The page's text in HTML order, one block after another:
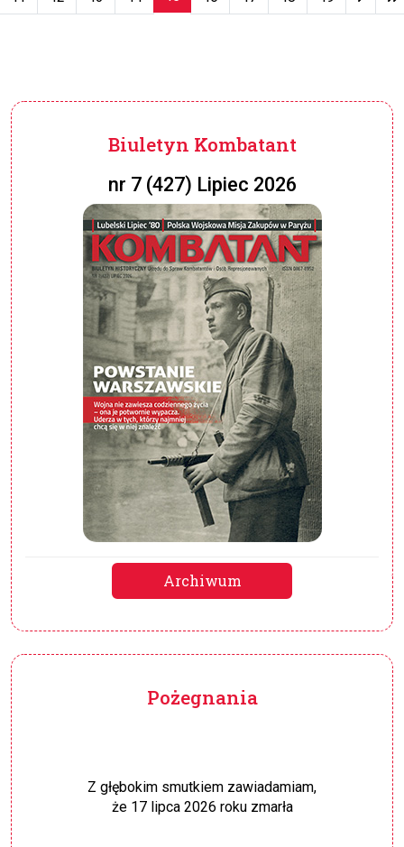
Strona 45 z 79
Biuletyn Kombatant
nr 7 (427) Lipiec 2026
Archiwum
Pożegnania
Z głębokim smutkiem zawiadamiam,
że 17 lipca 2026 roku zmarła